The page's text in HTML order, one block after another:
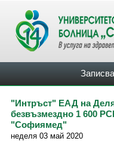
"Интръст" ЕАД на
безвъзмездно 1 600
"Софиямед"
неделя 03 май 2020